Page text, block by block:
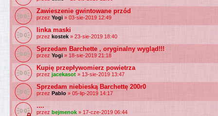
Zawieszenie gwintowane przód
przez Yogi » 03-sie-2019 12:49
linka maski
przez kostek » 23-sie-2019 18:40
Sprzedam Barchette , oryginalny wygląd!!!
przez Yogi » 18-sie-2019 21:18
Kupię przepływomierz powietrza
przez jacekasot » 13-sie-2019 13:47
Sprzedam niebieską Barchettę 200r0
przez Pablo » 05-lip-2019 14:17
....
przez bejmenok » 17-cze-2019 06:44